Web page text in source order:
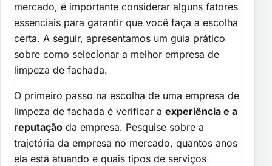
mercado, é importante considerar alguns fatores
essenciais para garantir que você faça a escolha
certa. A seguir, apresentamos um guia prático
sobre como selecionar a melhor empresa de
limpeza de fachada.
O primeiro passo na escolha de uma empresa de
limpeza de fachada é verificar a experiência e a
reputação da empresa. Pesquise sobre a
trajetória da empresa no mercado, quantos anos
ela está atuando e quais tipos de serviços